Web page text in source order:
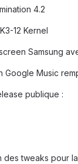
4.2
12 Kernel
Samsung
Google Music
publique :
des tweaks pour